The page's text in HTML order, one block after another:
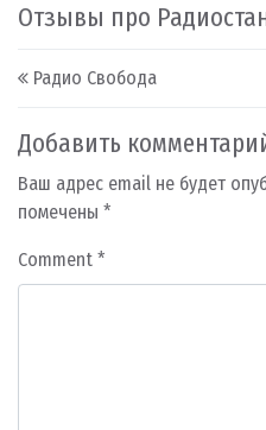
Отзывы про
Post navigation
Радио Свобода
Добавить
Ваш адрес email не будет
помечены *
Comment *